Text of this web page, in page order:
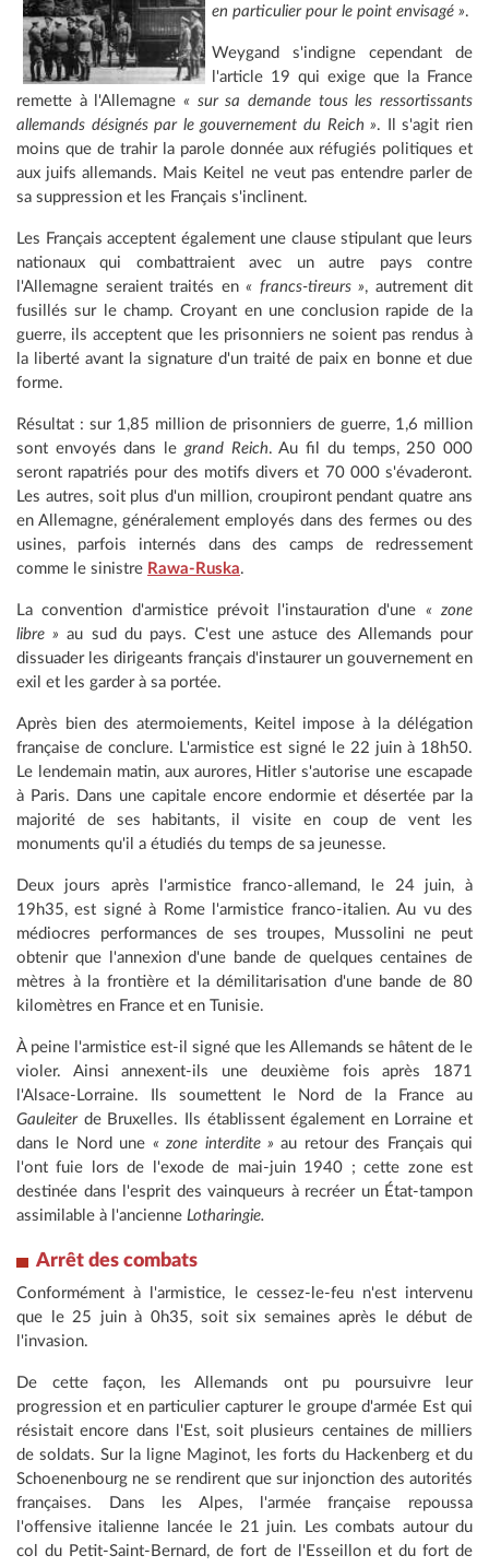
en particulier pour le point envisagé ».
Weygand s'indigne cependant de
l'article 19 qui exige que la France
remette à l'Allemagne « sur sa demande tous les ressortissants
allemands désignés par le gouvernement du Reich ». Il s'agit rien
moins que de trahir la parole donnée aux réfugiés politiques et
aux juifs allemands. Mais Keitel ne veut pas entendre parler de
sa suppression et les Français s'inclinent.
Les Français acceptent également une clause stipulant que leurs
nationaux qui combattraient avec un autre pays contre
l'Allemagne seraient traités en « francs-tireurs », autrement dit
fusillés sur le champ. Croyant en une conclusion rapide de la
guerre, ils acceptent que les prisonniers ne soient pas rendus à
la liberté avant la signature d'un traité de paix en bonne et due
forme.
Résultat : sur 1,85 million de prisonniers de guerre, 1,6 million
sont envoyés dans le grand Reich. Au fil du temps, 250 000
seront rapatriés pour des motifs divers et 70 000 s'évaderont.
Les autres, soit plus d'un million, croupiront pendant quatre ans
en Allemagne, généralement employés dans des fermes ou des
usines, parfois internés dans des camps de redressement
comme le sinistre Rawa-Ruska.
La convention d'armistice prévoit l'instauration d'une « zone
libre » au sud du pays. C'est une astuce des Allemands pour
dissuader les dirigeants français d'instaurer un gouvernement en
exil et les garder à sa portée.
Après bien des atermoiements, Keitel impose à la délégation
française de conclure. L'armistice est signé le 22 juin à 18h50.
Le lendemain matin, aux aurores, Hitler s'autorise une escapade
à Paris. Dans une capitale encore endormie et désertée par la
majorité de ses habitants, il visite en coup de vent les
monuments qu'il a étudiés du temps de sa jeunesse.
Deux jours après l'armistice franco-allemand, le 24 juin, à
19h35, est signé à Rome l'armistice franco-italien. Au vu des
médiocres performances de ses troupes, Mussolini ne peut
obtenir que l'annexion d'une bande de quelques centaines de
mètres à la frontière et la démilitarisation d'une bande de 80
kilomètres en France et en Tunisie.
À peine l'armistice est-il signé que les Allemands se hâtent de le
violer. Ainsi annexent-ils une deuxième fois après 1871
l'Alsace-Lorraine. Ils soumettent le Nord de la France au
Gauleiterde Bruxelles. Ils établissent également en Lorraine et
dans le Nord une « zone interdite » au retour des Français qui
l'ont fuie lors de l'exode de mai-juin 1940 ; cette zone est
destinée dans l'esprit des vainqueurs à recréer un État-tampon
assimilable à l'ancienne Lotharingie.
Arrêt des combats
Conformément à l'armistice, le cessez-le-feu n'est intervenu
que le 25 juin à 0h35, soit six semaines après le début de
l'invasion.
De cette façon, les Allemands ont pu poursuivre leur
progression et en particulier capturer le groupe d'armée Est qui
résistait encore dans l'Est, soit plusieurs centaines de milliers
de soldats. Sur la ligne Maginot, les forts du Hackenberg et du
Schoenenbourg ne se rendirent que sur injonction des autorités
françaises. Dans les Alpes, l'armée française repoussa
l'offensive italienne lancée le 21 juin. Les combats autour du
col du Petit-Saint-Bernard, de fort de l'Esseillon et du fort de